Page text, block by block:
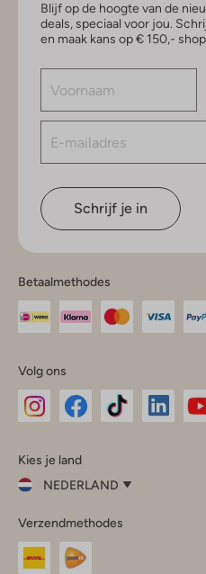
Blijf op de hoogte van de
deals, speciaal voor jou.
en maak kans op € 150,-
Schrijf je in
Betaalmethodes
Volg ons
InstagramFacebook
Kies je land
NEDERLAND
je
land
Nederland
Verzendmethodes